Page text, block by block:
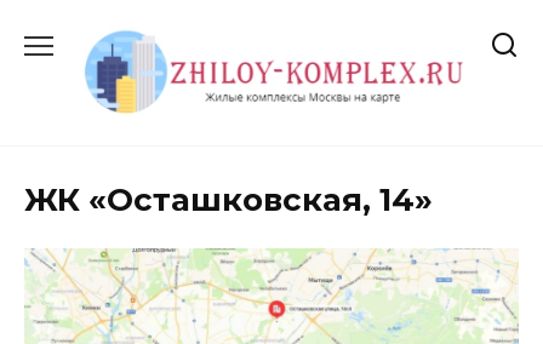
содержанию
ЖК «Осташковская, 14»